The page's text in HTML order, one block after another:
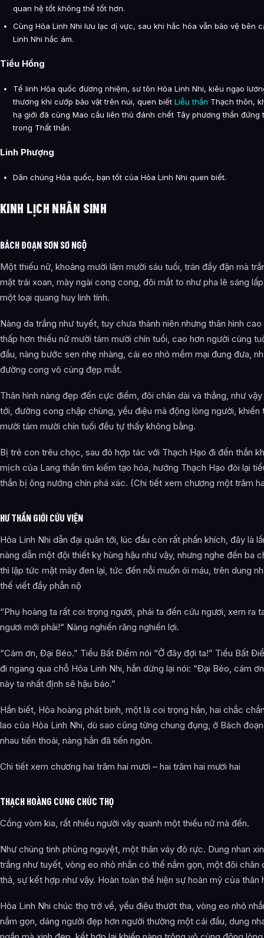
quan hệ tốt không thể tốt hơn.
Cùng Hỏa Linh Nhi lưu lạc dị vực, sau khi hắc hóa vẫn bảo vệ bên
Linh Nhi hắc ám.
Tiểu Hồng
Tế linh Hỏa quốc đương nhiệm, sư tôn Hỏa Linh Nhi, kiêu ngạo
thương khi cướp bảo vật trên núi, quen biết Liễu thần Thạch thôn,
hạ giới đã cùng Mao cầu liên thủ đánh chết Tây phương thần đứng
trong Thất thần.
Linh Phượng
Dân chúng Hỏa quốc, bạn tốt của Hỏa Linh Nhi quen biết.
KINH LỊCH NHÂN SINH
BÁCH ĐOẠN SƠN SƠ NGỘ
Một thiếu nữ, khoảng mười lăm mười sáu tuổi, trán đầy đặn mà
mặt trái xoan, mày ngài cong cong, đôi mắt to như pha lê sáng
một loại quang huy linh tính.
Nàng da trắng như tuyết, tuy chưa thành niên nhưng thân hình
thấp hơn thiếu nữ mười tám mười chín tuổi, cao hơn người cùng
đầu, nàng bước sen nhẹ nhàng, cái eo nhỏ mềm mại đung đưa,
đường cong vô cùng đẹp mắt.
Thân hình nàng đẹp đến cực điểm, đôi chân dài và thẳng, như
tới, đường cong chập chùng, yểu điệu mà động lòng người, khiến
mười tám mười chín tuổi đều tự thấy không bằng.
Bị trẻ con trêu chọc, sau đó hợp tác với Thạch Hạo đi đến thần
mịch của Lang thần tìm kiếm tạo hóa, hướng Thạch Hạo đòi lại
thần bị ông nướng chín phá xác. (Chi tiết xem chương một trăm
HƯ THẦN GIỚI CỨU VIỆN
Hỏa Linh Nhi dẫn đại quân tới, lúc đầu còn rất phấn khích, đây là
nàng dẫn một đội thiết kỵ hùng hậu như vậy, nhưng nghe đến ba
thì lập tức mặt mày đen lại, tức đến nỗi muốn ói máu, trên dung
thế viết đầy phẫn nộ
“Phụ hoàng ta rất coi trọng ngươi, phái ta đến cứu ngươi, xem ra
ngươi mới phải!” Nàng nghiến răng nghiến lợi.
“Cám ơn, Đại Béo.” Tiểu Bất Điểm nói “Ở đây đợi ta!” Tiểu Bất
đi ngang qua chỗ Hỏa Linh Nhi, hắn dừng lại nói: “Đại Béo, cám
này ta nhất định sẽ hậu báo.”
Hắn biết, Hỏa hoàng phát binh, một là coi trọng hắn, hai chắc
lao của Hỏa Linh Nhi, dù sao cũng từng chung đụng, ở Bách
nhau tiến thoái, nàng hẳn đã tiến ngôn.
Chi tiết xem chương hai trăm hai mươi – hai trăm hai mươi hai
THẠCH HOÀNG CUNG CHÚC THỌ
Cổng vòm kia, rất nhiều người vây quanh một thiếu nữ mà đến.
Như chúng tinh phủng nguyệt, một thân váy đỏ rực. Dung nhan
trắng như tuyết, vòng eo nhỏ nhắn có thể nắm gọn, một đôi chân
thả, sự kết hợp như vậy. Hoàn toàn thể hiện sự hoàn mỹ của thân
Hỏa Linh Nhi chúc thọ trở về, yểu điệu thướt tha, vòng eo nhỏ
nắm gọn, dáng người đẹp hơn người thường một cái đầu, dung